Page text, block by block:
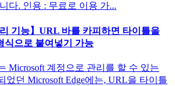
다. 인용 : 무료로 이용 가...
리 기능】URL 바를 카피하면 타이틀을
식으로 붙여넣기 가능
Microsoft 계정으로 관리를 할 수 있는
었던 Microsoft Edge에는, URL을 타이틀